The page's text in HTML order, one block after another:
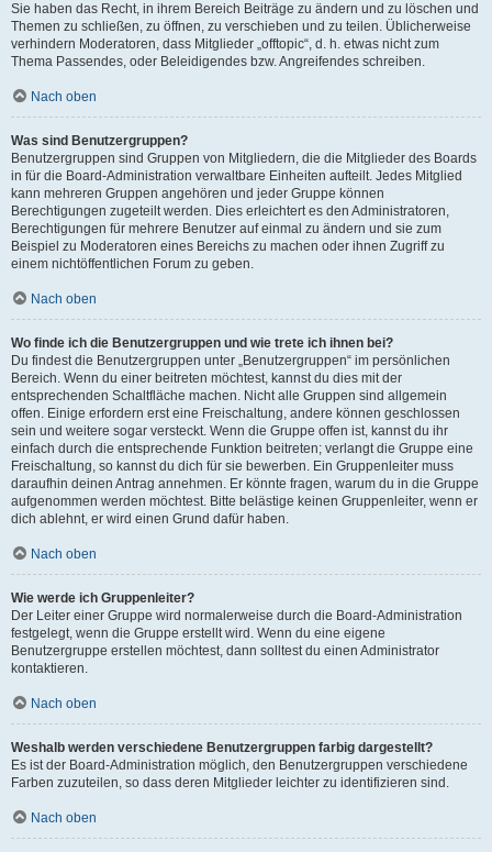
Sie haben das Recht, in ihrem Bereich Beiträge zu ändern und zu löschen und
Themen zu schließen, zu öffnen, zu verschieben und zu teilen. Üblicherweise
verhindern Moderatoren, dass Mitglieder „offtopic“, d. h. etwas nicht zum
Thema Passendes, oder Beleidigendes bzw. Angreifendes schreiben.
Nach oben
Was sind Benutzergruppen?
Benutzergruppen sind Gruppen von Mitgliedern, die die Mitglieder des Boards
in für die Board-Administration verwaltbare Einheiten aufteilt. Jedes Mitglied
kann mehreren Gruppen angehören und jeder Gruppe können
Berechtigungen zugeteilt werden. Dies erleichtert es den Administratoren,
Berechtigungen für mehrere Benutzer auf einmal zu ändern und sie zum
Beispiel zu Moderatoren eines Bereichs zu machen oder ihnen Zugriff zu
einem nichtöffentlichen Forum zu geben.
Nach oben
Wo finde ich die Benutzergruppen und wie trete ich ihnen bei?
Du findest die Benutzergruppen unter „Benutzergruppen“ im persönlichen
Bereich. Wenn du einer beitreten möchtest, kannst du dies mit der
entsprechenden Schaltfläche machen. Nicht alle Gruppen sind allgemein
offen. Einige erfordern erst eine Freischaltung, andere können geschlossen
sein und weitere sogar versteckt. Wenn die Gruppe offen ist, kannst du ihr
einfach durch die entsprechende Funktion beitreten; verlangt die Gruppe eine
Freischaltung, so kannst du dich für sie bewerben. Ein Gruppenleiter muss
daraufhin deinen Antrag annehmen. Er könnte fragen, warum du in die Gruppe
aufgenommen werden möchtest. Bitte belästige keinen Gruppenleiter, wenn er
dich ablehnt, er wird einen Grund dafür haben.
Nach oben
Wie werde ich Gruppenleiter?
Der Leiter einer Gruppe wird normalerweise durch die Board-Administration
festgelegt, wenn die Gruppe erstellt wird. Wenn du eine eigene
Benutzergruppe erstellen möchtest, dann solltest du einen Administrator
kontaktieren.
Nach oben
Weshalb werden verschiedene Benutzergruppen farbig dargestellt?
Es ist der Board-Administration möglich, den Benutzergruppen verschiedene
Farben zuzuteilen, so dass deren Mitglieder leichter zu identifizieren sind.
Nach oben